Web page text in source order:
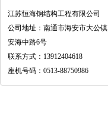
江苏恒海钢结构工程有限公司
公司地址：南通市海安市大公镇
安海中路6号
联系方式：13912404618
座机号码：0513-88750986